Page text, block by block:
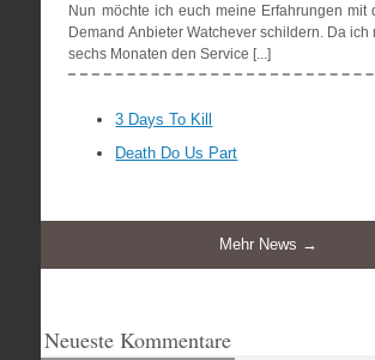
Nun möchte ich euch meine Erfahrungen mit
Demand Anbieter Watchever schildern. Da ich
sechs Monaten den Service [...]
3 Days To Kill
Death Do Us Part
Mehr News →
Neueste Kommentare